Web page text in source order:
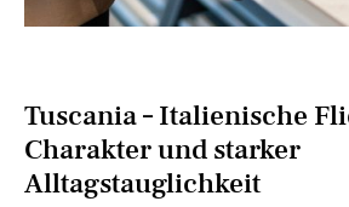
Tuscania – Italienische
Charakter und starker
Alltagstauglichkeit